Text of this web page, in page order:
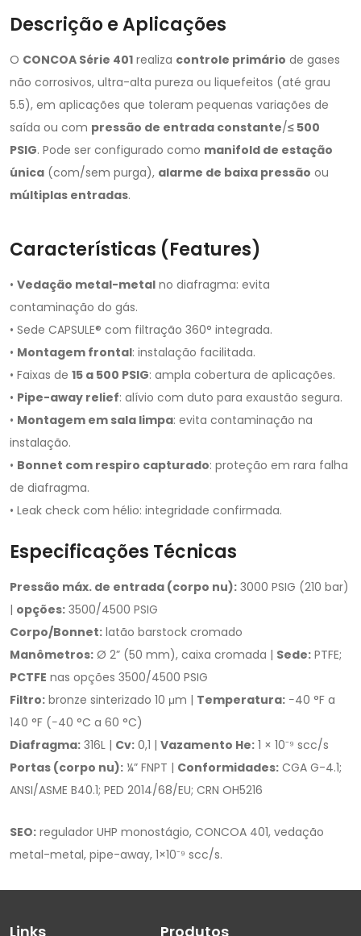
Descrição e Aplicações
O CONCOA Série 401 realiza controle primário de gases
não corrosivos, ultra-alta pureza ou liquefeitos (até grau
5.5), em aplicações que toleram pequenas variações de
saída ou com pressão de entrada constante/≤ 500
PSIG. Pode ser configurado como manifold de estação
única (com/sem purga), alarme de baixa pressão ou
múltiplas entradas.
Características (Features)
• Vedação metal-metal no diafragma: evita
contaminação do gás.
• Sede CAPSULE® com filtração 360° integrada.
• Montagem frontal: instalação facilitada.
• Faixas de 15 a 500 PSIG: ampla cobertura de aplicações.
• Pipe-away relief: alívio com duto para exaustão segura.
• Montagem em sala limpa: evita contaminação na
instalação.
• Bonnet com respiro capturado: proteção em rara falha
de diafragma.
• Leak check com hélio: integridade confirmada.
Especificações Técnicas
Pressão máx. de entrada (corpo nu): 3000 PSIG (210 bar)
| opções: 3500/4500 PSIG
Corpo/Bonnet: latão barstock cromado
Manômetros: Ø 2” (50 mm), caixa cromada | Sede: PTFE;
PCTFE nas opções 3500/4500 PSIG
Filtro: bronze sinterizado 10 μm | Temperatura: −40 °F a
140 °F (−40 °C a 60 °C)
Diafragma: 316L | Cv: 0,1 | Vazamento He: 1 × 10⁻⁹ scc/s
Portas (corpo nu): ¼” FNPT | Conformidades: CGA G-4.1;
ANSI/ASME B40.1; PED 2014/68/EU; CRN OH5216
SEO: regulador UHP monostágio, CONCOA 401, vedação
metal-metal, pipe-away, 1×10⁻⁹ scc/s.
Links Produtos